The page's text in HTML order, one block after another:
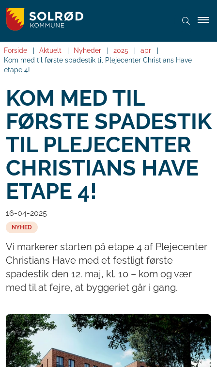
Forside Aktuelt Nyheder 2025
apr
Kom med til første spadestik til Plejecenter Christians Have
etape 4!
KOM MED TIL
FØRSTE SPADESTIK
TIL PLEJECENTER
CHRISTIANS HAVE
ETAPE 4!
16-04-2025
NYHED
Vi markerer starten på etape 4 af Plejecenter
Christians Have med et festligt første
spadestik den 12. maj, kl. 10 – kom og vær
med til at fejre, at byggeriet går i gang.